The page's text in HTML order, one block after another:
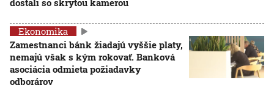
dostali so skrytou kamerou
Ekonomika
Zamestnanci bánk žiadajú vyššie platy,
nemajú však s kým rokovať. Banková
asociácia odmieta požiadavky
odborárov